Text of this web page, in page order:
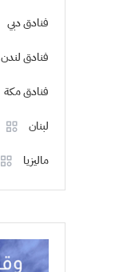
فنادق دبي
فنادق لندن
فنادق مكة
لبنان
ماليزيا